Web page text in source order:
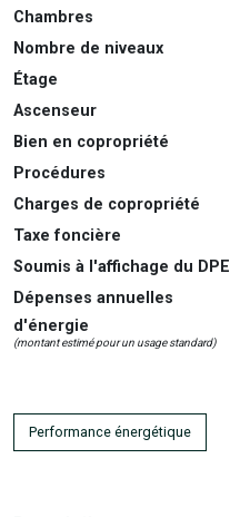
Chambres
Nombre de niveaux
Étage
Ascenseur
Bien en copropriété
Procédures
Charges de copropriété
Taxe foncière
Soumis à l'affichage du DPE
Dépenses annuelles
d'énergie
(montant estimé pour un usage standard)
Performance énergétique